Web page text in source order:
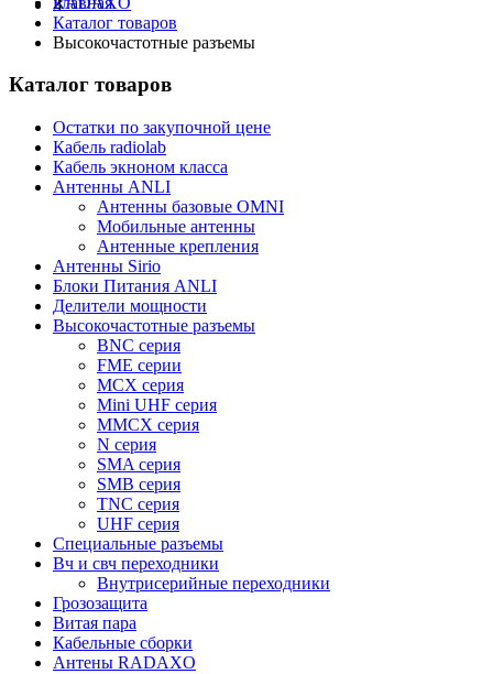
Каталог товаров
Высокочастотные разъемы
Каталог товаров
Остатки по закупочной цене
Кабель radiolab
Кабель экноном класса
Антенны ANLI
Антенны базовые OMNI
Мобильные антенны
Антенные крепления
Антенны Sirio
Блоки Питания ANLI
Делители мощности
Высокочастотные разъемы
BNC серия
FME серии
MCX серия
Mini UHF серия
MMCX серия
N серия
SMA серия
SMB серия
TNC серия
UHF серия
Специальные разъемы
Вч и свч переходники
Внутрисерийные переходники
Грозозащита
Витая пара
Кабельные сборки
Антены RADAXO